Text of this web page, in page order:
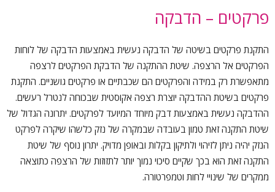
פרקטים – הדבקה
התקנת פרקטים בשיטה של הדבקה נעשית באמצעות הדבקה של לוחות
הפרקטים אל הרצפה. שיטת ההתקנה של הדבקת הפרקטים לרצפה
מתאפשרת רק במידה והפרקטים הם שכבתיים או פרקטים גושניים. התקנת
פרקטים בשיטת ההדבקה יוצרת רצפה אקוסטית שבכוחה לנטרל רעשים.
ההדבקה נעשית באמצעות דבק מיוחד המיועד לפרקטים. יתרונה הגדול של
שיטת התקנה זאת טמון בעובדה שבמקרה של נזק כלשהו שיקרה לפרקט
הנזק יהיה ניתן לזיהוי ולתיקון בקלות ובאופן מדויק. יתרון נוסף של שיטת
התקנה זאת הוא בכך שקיים סיכוי נמוך יותר לתזוזות של הרצפה כתוצאה
ממקרים של שינויי לחות וטמפרטורה.